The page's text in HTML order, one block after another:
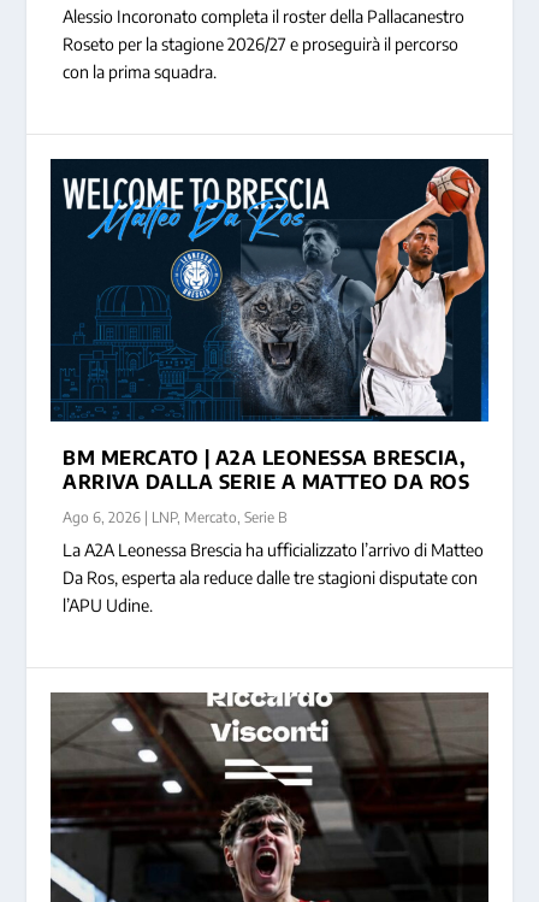
Alessio Incoronato completa il roster della Pallacanestro
Roseto per la stagione 2026/27 e proseguirà il percorso
con la prima squadra.
BM MERCATO | A2A LEONESSA BRESCIA,
ARRIVA DALLA SERIE A MATTEO DA ROS
Ago 6, 2026 | LNP, Mercato ,Serie B
La A2A Leonessa Brescia ha ufficializzato l’arrivo di Matteo
Da Ros, esperta ala reduce dalle tre stagioni disputate con
l’APU Udine.